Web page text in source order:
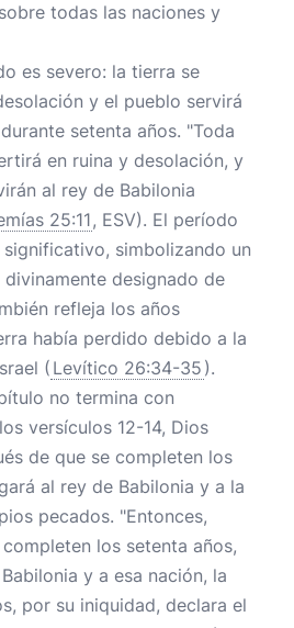
todas las naciones y
es severo: la tierra se
y el pueblo servirá
setenta años. "Toda
en ruina y desolación, y
al rey de Babilonia
25:11, ESV). El período
simbolizando un
designado de
refleja los años
había perdido debido a la
( Levítico 26:34-35 ).
no termina con
versículos 12-14, Dios
de que se completen los
al rey de Babilonia y a la
pecados. "Entonces,
los setenta años,
y a esa nación, la
por su iniquidad, declara el